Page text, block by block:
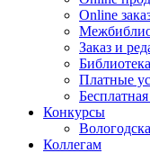
Online
Заказ и
Платные
Конкурсы
Коллегам